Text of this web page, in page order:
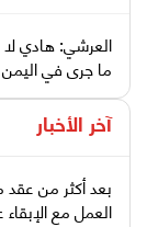
العرشي: هادي
ما جرى في اليمن
آخر الأخبار
بعد أكثر من
العمل مع الإبقاء